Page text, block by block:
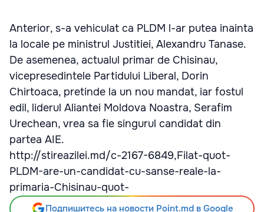
Anterior, s-a vehiculat ca PLDM l-ar putea inainta
la locale pe ministrul Justitiei, Alexandru Tanase.
De asemenea, actualul primar de Chisinau,
vicepresedintele Partidului Liberal, Dorin
Chirtoaca, pretinde la un nou mandat, iar fostul
edil, liderul Aliantei Moldova Noastra, Serafim
Urechean, vrea sa fie singurul candidat din
partea AIE.
http://stireazilei.md/c-2167-6849,Filat-quot-
PLDM-are-un-candidat-cu-sanse-reale-la-
primaria-Chisinau-quot-
Подпишитесь на новости Point.md в Google